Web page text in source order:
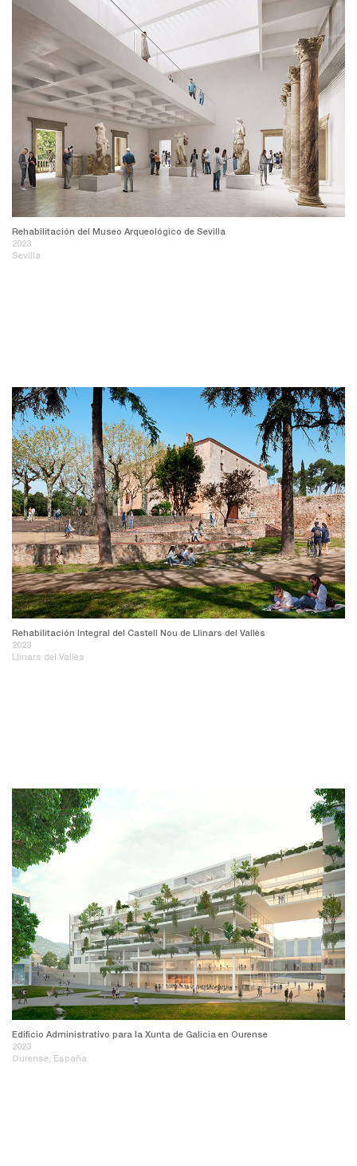
Rehabilitación del Museo Arqueológico de Sevilla
2023
Sevilla
Rehabilitación Integral del Castell Nou de Llinars del Vallès
2023
Llinars del Vallès
Edificio Administrativo para la Xunta de Galicia en Ourense
2023
Ourense, España